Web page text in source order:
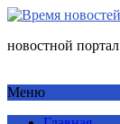
новостной портал
Меню